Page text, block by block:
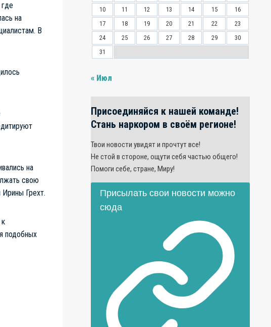
на
В
на
свою
Грехт.
подобных
10
11 12 13 14 15
16
17
18 19 20 21 22
23
24
25 26 27 28 29
30
31
« Июл
Присоединяйся к нашей команде!
Стань наркором в своём регионе!
Твои новости увидят и прочтут все!
Не стой в стороне, ощути себя частью общего!
Помоги себе, стране, Миру!
Присылать свои новости можно
сюда